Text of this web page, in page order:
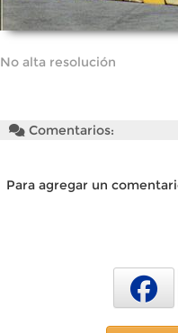
No alta resolución
Comentarios:
Para agregar un